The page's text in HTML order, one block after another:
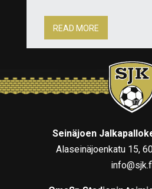
READ MORE
Seinäjoen
Alaseinäjoenkatu 15,